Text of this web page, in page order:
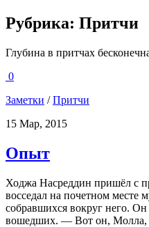
Рубрика: Притчи
Глубина в притчах
0
Заметки /Притчи
15 Мар, 2015
Опыт
Ходжа Насреддин пришёл с
восседал на почетном месте
собравшихся вокруг него.
вошедших. — Вот он, Молла,